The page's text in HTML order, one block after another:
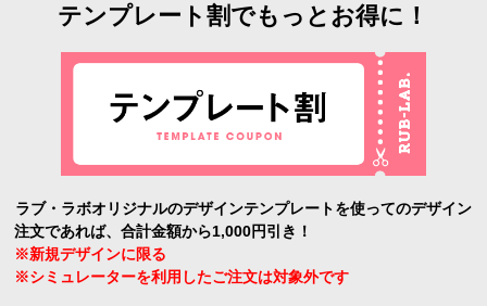
テンプレート割でもっとお得に！
ラブ・ラボオリジナルのデザインテンプレートを使ってのデザイン
注文であれば、合計金額から1,000円引き！
※新規デザインに限る
※シミュレーターを利用したご注文は対象外です